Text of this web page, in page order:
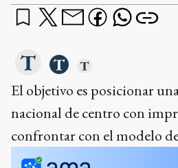
El objetivo es posicionar
nacional de centro con
confrontar con el modelo